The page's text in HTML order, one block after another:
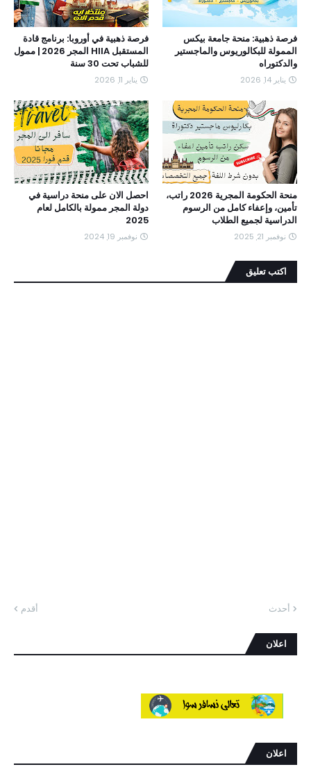
فرصة ذهبية: منحة جامعة بيكس
الممولة للبكالوريوس والماجستير
والدكتوراه
يناير 14, 2026
فرصة ذهبية في أوروبا: برنامج قادة
المستقبل HIIA المجر 2026 | ممول
للشباب تحت 30 سنة
يناير 11, 2026
منحة الحكومة المجرية 2026 راتب،
تأمين، وإعفاء كامل من الرسوم
الدراسية لجميع الطلاب
نوفمبر 21, 2025
احصل الان على منحة دراسية في
دولة المجر ممولة بالكامل لعام
2025
نوفمبر 19, 2024
اكتب تعليق
أحدث أقدم
اعلان
اعلان